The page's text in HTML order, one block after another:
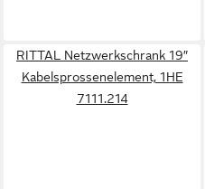
RITTAL Netzwerkschrank 19″
Kabelsprossenelement, 1HE
7111.214